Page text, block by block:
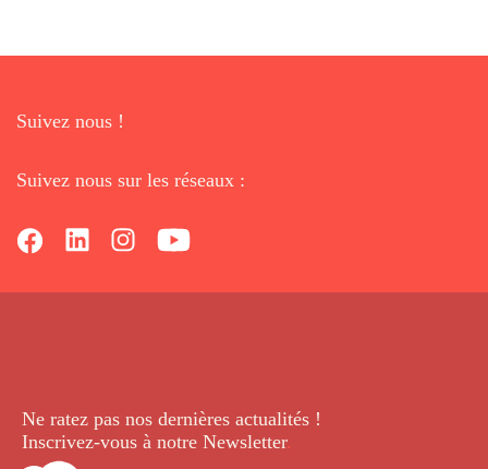
Suivez nous !
Suivez nous sur les réseaux :
Ne ratez pas nos dernières actualités !
Inscrivez-vous à notre Newsletter.